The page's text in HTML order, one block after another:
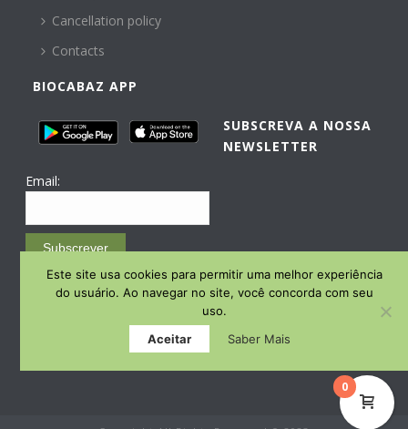
Cancellation policy
Contacts
BIOCABAZ APP
SUBSCREVA A NOSSA
NEWSLETTER
Email:
Subscrever
Email Marketing by E-goi
0
Este site usa cookies para permitir uma melhor experiência
do usuário. Ao navegar no site, você concorda com seu
uso.
Aceitar
Saber Mais